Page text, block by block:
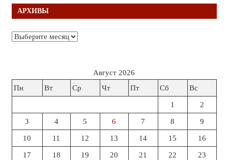
АРХИВЫ
Архивы
Август 2026
Пн
Вт Ср Чт Пт Сб Вс
1 2
3 4 5 6 7 8 9
10 11 12 13 14 15 16
17 18 19 20 21 22 23